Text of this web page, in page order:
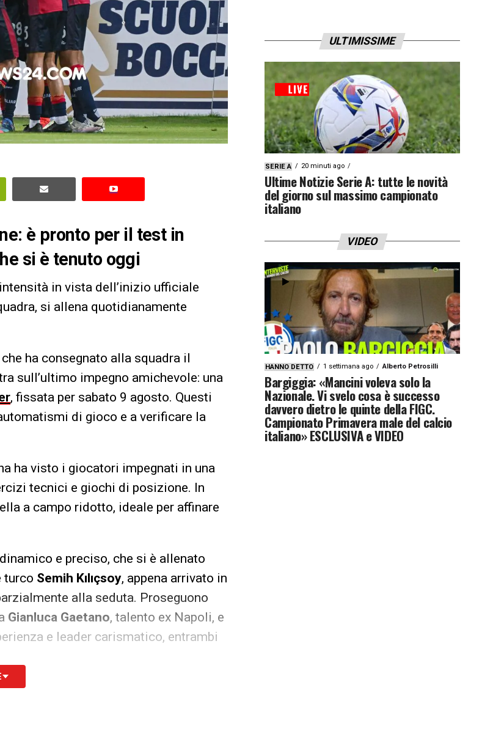
è pronto per il test in
si è tenuto oggi
in vista dell’inizio ufficiale
si allena quotidianamente
ha consegnato alla squadra il
sull’ultimo impegno amichevole: una
, fissata per sabato 9 agosto. Questi
di gioco e a verificare la
ha visto i giocatori impegnati in una
tecnici e giochi di posizione. In
a campo ridotto, ideale per affinare
e preciso, che si è allenato
turco Semih Kılıçsoy, appena arrivato in
alla seduta. Proseguono
Gianluca Gaetano, talento ex Napoli, e
e leader carismatico, entrambi
ULTIMISSIME
SERIE A 20 minuti ago
Ultime Notizie Serie A: tutte le novità
del giorno sul massimo campionato
italiano
VIDEO
HANNO DETTO 1 settimana ago Alberto Petrosilli
Bargiggia: «Mancini voleva solo la
Nazionale. Vi svelo cosa è successo
davvero dietro le quinte della FIGC.
Campionato Primavera male del calcio
italiano» ESCLUSIVA e VIDEO